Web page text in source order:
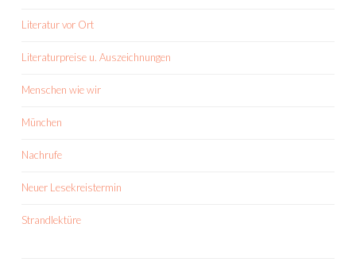
Literatur vor Ort
Literaturpreise u. Auszeichnungen
Menschen wie wir
München
Nachrufe
Neuer Lesekreistermin
Strandlektüre